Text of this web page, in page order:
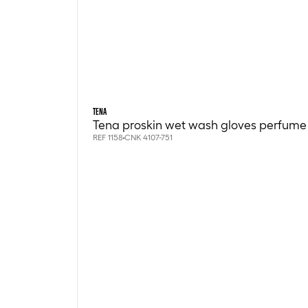
TENA
Tena proskin wet wash gloves
REF 1158CNK 4107-751